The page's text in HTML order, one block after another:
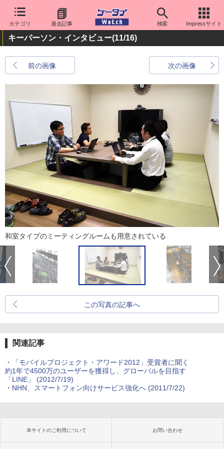
カテゴリ 過去記事 検索 Impressサイト
キーパーソン・インタビュー(11/16)
前の画像 次の画像
和室タイプのミーティングルームも用意されている
この写真の記事へ
関連記事
・
「モバイルプロジェクト・アワード2012」受賞者に聞く
約1年で4500万のユーザーを獲得し、グローバルを目指す
「LINE」
(2012/7/19)
・ NHN、スマートフォン向けサービス強化へ(2011/7/22)
本サイトのご利用について お問い合わせ